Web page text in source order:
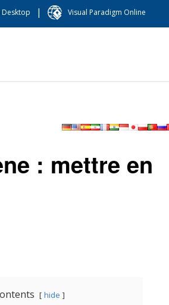
Desktop | Visual Paradigm Online
: mettre en
hide